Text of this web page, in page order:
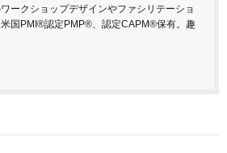
ークショップデザインやファシリテーショ
国PMI®認定PMP®、認定CAPM®保有。趣